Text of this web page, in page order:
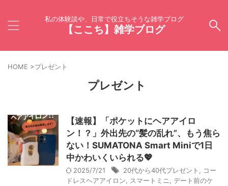
私の体験談や、日常で役立ちそうな雑学ブログ
【ここち】雑学ブログ
HOME >プレゼント
プレゼント
【速報】「ポケットにヘアアイロ
ン！？」外出先の“髪の乱れ”、もう焦ら
ない！SUMATONA Smart Miniで1日
中かわいくいられる💖
2025/7/21 20代から40代プレゼント
コー
ドレスヘアアイロン
スマートミニ
デート前のケ